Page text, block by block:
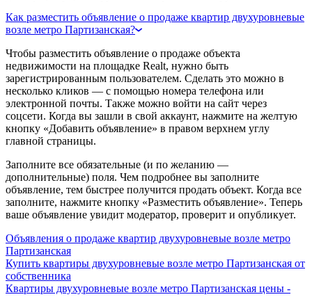
Как разместить объявление о продаже квартир двухуровневые
возле метро Партизанская?
Чтобы разместить объявление о продаже объекта
недвижимости на площадке Realt, нужно быть
зарегистрированным пользователем. Сделать это можно в
несколько кликов — с помощью номера телефона или
электронной почты. Также можно войти на сайт через
соцсети. Когда вы зашли в свой аккаунт, нажмите на желтую
кнопку «Добавить объявление» в правом верхнем углу
главной страницы.
Заполните все обязательные (и по желанию —
дополнительные) поля. Чем подробнее вы заполните
объявление, тем быстрее получится продать объект. Когда все
заполните, нажмите кнопку «Разместить объявление». Теперь
ваше объявление увидит модератор, проверит и опубликует.
Объявления о продаже квартир двухуровневые возле метро
Партизанская
Купить квартиры двухуровневые возле метро Партизанская от
собственника
Квартиры двухуровневые возле метро Партизанская цены -